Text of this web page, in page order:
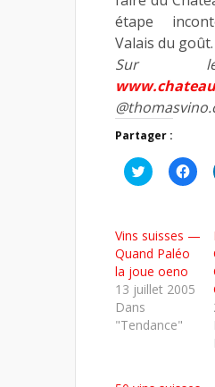
étape
Valais du goût.
Sur
Partager :
Cliquez
pour
une
nouvelle
fenêtre)
une
Vins suisses —
Quand Paléo
la joue oeno
13 juillet 2005
Dans
"Tendance"